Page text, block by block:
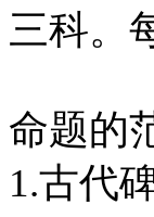
三科。
命题的
1.古代